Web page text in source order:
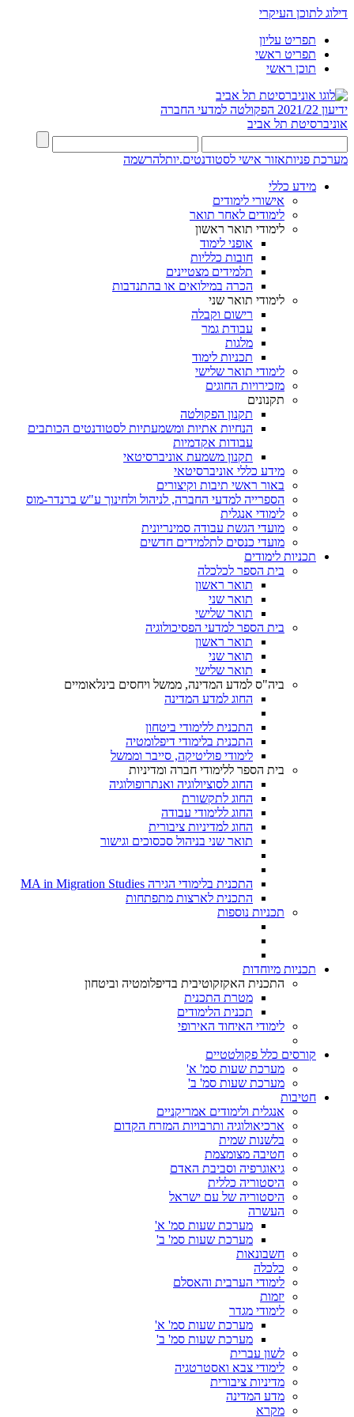
דילוג לתוכן העיקרי
תפריט עליון
תפריט ראשי
תוכן ראשי
ידיעון 2021/22
הפקולטה למדעי החברה
אוניברסיטת תל אביב
מערכת פניותאזור אישי לסטודנטים.יותלהרשמה
מידע כללי
אישורי לימודים
לימודים לאחר תואר
לימודי תואר ראשון
אופני לימוד
חובות כלליות
תלמידים מצטיינים
הכרה במילואים או בהתנדבות
לימודי תואר שני
רישום וקבלה
עבודת גמר
מלגות
תכניות לימוד
לימודי תואר שלישי
מזכירויות החוגים
תקנונים
תקנון הפקולטה
הנחיות אתיות ומשמעתיות לסטודנטים הכותבים
עבודות אקדמיות
תקנון משמעת אוניברסיטאי
מידע כללי אוניברסיטאי
באור ראשי תיבות וקיצורים
הספרייה למדעי החברה, לניהול ולחינוך ע"ש ברנדר-מוס
לימודי אנגלית
מועדי הגשת עבודה סמינריונית
מועדי כנסים לתלמידים חדשים
תכניות לימודים
בית הספר לכלכלה
תואר ראשון
תואר שני
תואר שלישי
בית הספר למדעי הפסיכולוגיה
תואר ראשון
תואר שני
תואר שלישי
ביה"ס למדע המדינה, ממשל ויחסים בינלאומיים
החוג למדע המדינה
התכנית ללימודי ביטחון
התכנית בלימודי דיפלומטיה
לימודי פוליטיקה, סייבר וממשל
בית הספר ללימודי חברה ומדיניות
החוג לסוציולוגיה ואנתרופולוגיה
החוג לתקשורת
החוג ללימודי עבודה
החוג למדיניות ציבורית
תואר שני בניהול סכסוכים וגישור
התכנית בלימודי הגירה MA in Migration Studies​
התכנית לארצות מתפתחות
תכניות נוספות
תכניות מיוחדות
התכנית האקזקוטיבית בדיפלומטיה וביטחון
מטרת התכנית
תכנית הלימודים
לימודי האיחוד האירופי
קורסים כלל פקולטטיים
מערכת שעות סמ' א'
מערכת שעות סמ' ב'
חטיבות
אנגלית ולימודים אמריקניים
ארכיאולוגיה ותרבויות המזרח הקדום
בלשנות שמית
חטיבה מצומצמת
גיאוגרפיה וסביבת האדם
היסטוריה כללית
היסטוריה של עם ישראל
העשרה
מערכת שעות סמ' א'
מערכת שעות סמ' ב'
חשבונאות
כלכלה
לימודי הערבית והאסלם
יזמות
לימודי מגדר
מערכת שעות סמ' א'
מערכת שעות סמ' ב'
לשון עברית
לימודי צבא ואסטרטגיה
מדיניות ציבורית
מדע המדינה
מקרא